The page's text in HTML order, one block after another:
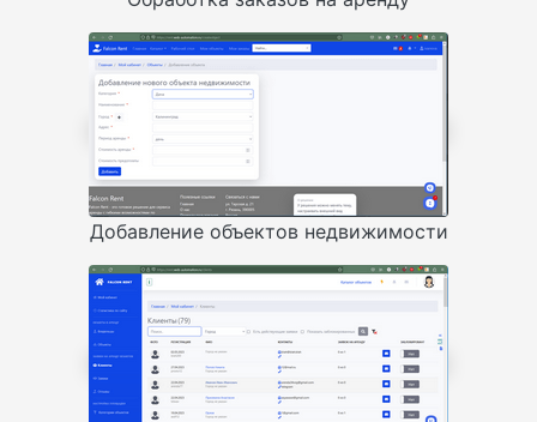
Добавление объектов недвижимости